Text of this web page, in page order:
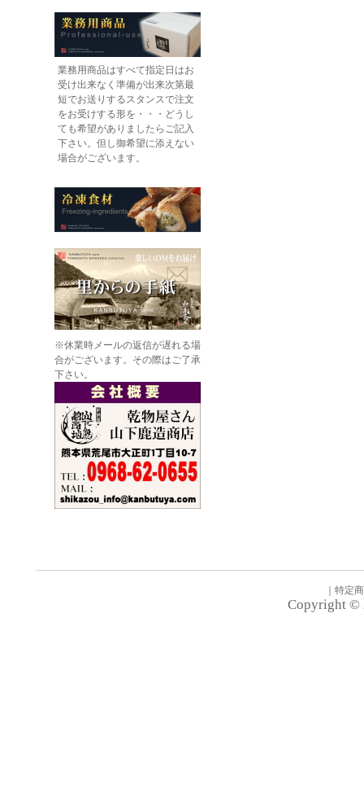
業務用商品はすべて指定日はお
受け出来なく準備が出来次第最
短でお送りするスタンスで注文
をお受けする形を・・・どうし
ても希望がありましたらご記入
下さい。但し御希望に添えない
場合がございます。
※休業時メールの返信が遅れる場
合がございます。その際はご了承
下さい。
特定
Copyright ©